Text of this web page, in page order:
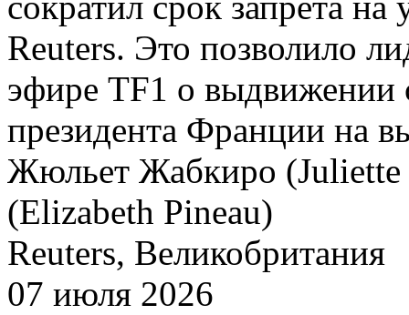
Reuters. Это позволило
эфире TF1 о выдвижении
президента Франции на
Жюльет Жабкиро (Juliette
(Elizabeth Pineau)
Reuters, Великобритания
07 июля 2026